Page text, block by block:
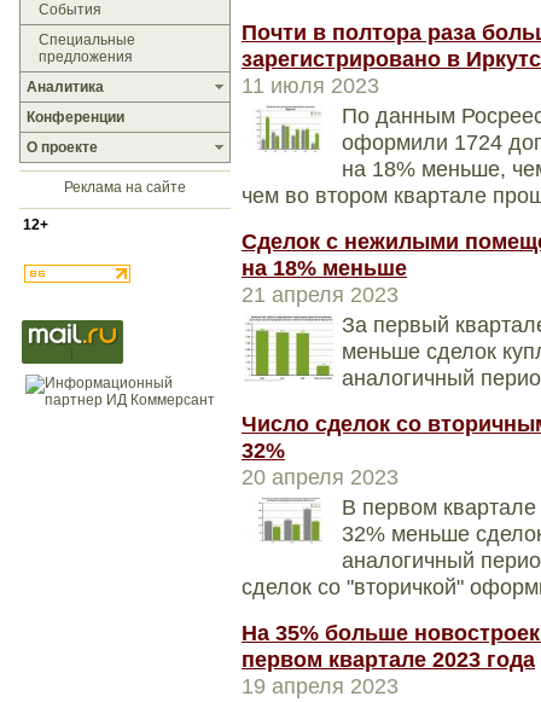
События
Специальные
предложения
Аналитика
Конференции
О проекте
Реклама на сайте
12+
Почти в полтора раза
зарегистрировано в
11 июля 2023
По данным
оформили 1724
на 18% меньше,
чем во втором квартале
Сделок с нежилыми
на 18% меньше
21 апреля 2023
За первый
меньше сделок
аналогичный
Число сделок со
32%
20 апреля 2023
В первом квартале
32% меньше
аналогичный
сделок со "вторичкой"
На 35% больше
первом квартале 2023 года
19 апреля 2023